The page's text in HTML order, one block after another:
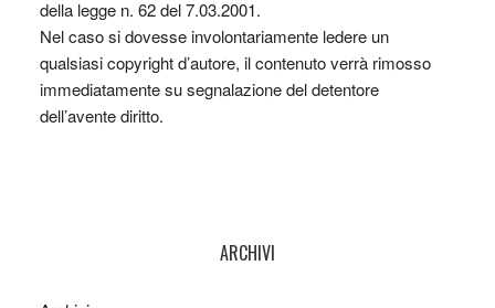
della legge n. 62 del 7.03.2001.
Nel caso si dovesse involontariamente ledere un
qualsiasi copyright d’autore, il contenuto verrà rimosso
immediatamente su segnalazione del detentore
dell’avente diritto.
ARCHIVI